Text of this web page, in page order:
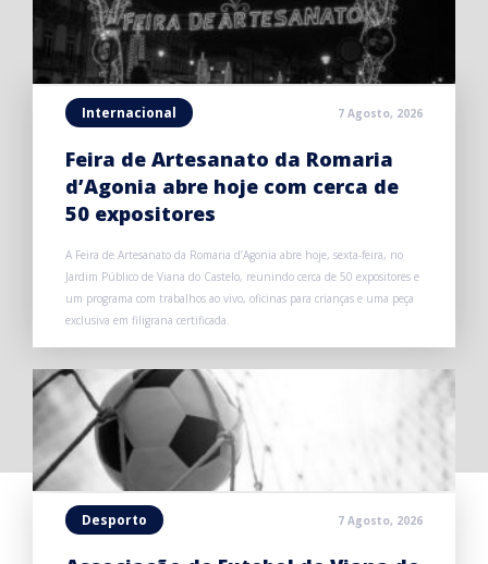
Internacional 7 Agosto, 2026
Feira de Artesanato da Romaria
d’Agonia abre hoje com cerca de
50 expositores
A Feira de Artesanato da Romaria d’Agonia abre hoje, sexta-feira, no
Jardim Público de Viana do Castelo, reunindo cerca de 50 expositores e
um programa com trabalhos ao vivo, oficinas para crianças e uma peça
exclusiva em filigrana certificada.
Desporto 7 Agosto, 2026